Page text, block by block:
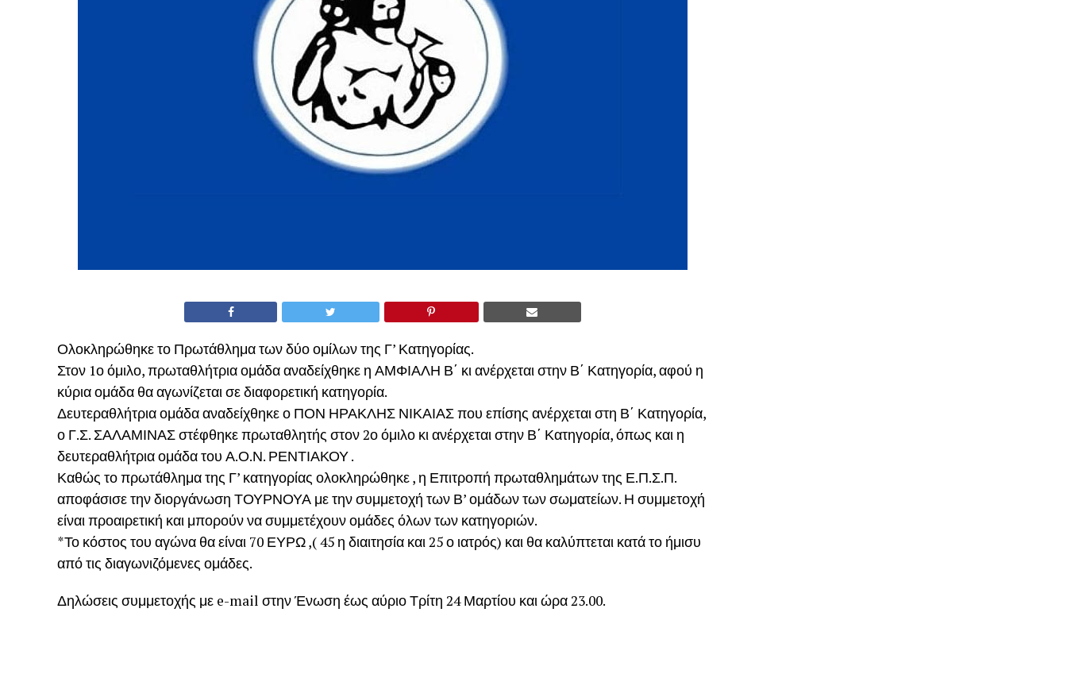
Ολοκληρώθηκε το Πρωτάθλημα των δύο ομίλων της Γ’ Κατηγορίας.
Στον 1ο όμιλο, πρωταθλήτρια ομάδα αναδείχθηκε η ΑΜΦΙΑΛΗ Β΄ κι ανέρχεται στην Β΄ Κατηγορία, αφού η
κύρια ομάδα θα αγωνίζεται σε διαφορετική κατηγορία.
Δευτεραθλήτρια ομάδα αναδείχθηκε ο ΠΟΝ ΗΡΑΚΛΗΣ ΝΙΚΑΙΑΣ που επίσης ανέρχεται στη Β΄ Κατηγορία,
ο Γ.Σ. ΣΑΛΑΜΙΝΑΣ στέφθηκε πρωταθλητής στον 2ο όμιλο κι ανέρχεται στην Β΄ Κατηγορία, όπως και η
δευτεραθλήτρια ομάδα του Α.Ο.Ν. ΡΕΝΤΙΑΚΟΥ .
Καθώς το πρωτάθλημα της Γ’ κατηγορίας ολοκληρώθηκε , η Επιτροπή πρωταθλημάτων της Ε.Π.Σ.Π.
αποφάσισε την διοργάνωση ΤΟΥΡΝΟΥΑ με την συμμετοχή των Β’ ομάδων των σωματείων. Η συμμετοχή
είναι προαιρετική και μπορούν να συμμετέχουν ομάδες όλων των κατηγοριών.
*Το κόστος του αγώνα θα είναι 70 ΕΥΡΩ ,( 45 η διαιτησία και 25 ο ιατρός) και θα καλύπτεται κατά το ήμισυ
από τις διαγωνιζόμενες ομάδες.
Δηλώσεις συμμετοχής με e-mail στην Ένωση έως αύριο Τρίτη 24 Μαρτίου και ώρα 23.00.